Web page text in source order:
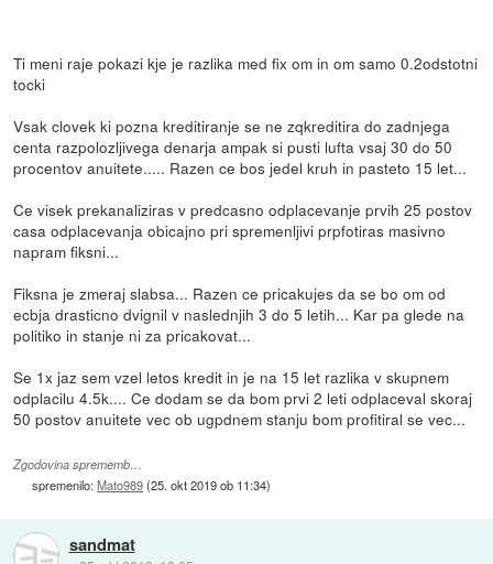
Ti meni raje pokazi kje je razlika med fix om in om samo 0.2odstotni
tocki
Vsak clovek ki pozna kreditiranje se ne zqkreditira do zadnjega
centa razpolozljivega denarja ampak si pusti lufta vsaj 30 do 50
procentov anuitete..... Razen ce bos jedel kruh in pasteto 15 let...
Ce visek prekanaliziras v predcasno odplacevanje prvih 25 postov
casa odplacevanja obicajno pri spremenljivi prpfotiras masivno
napram fiksni...
Fiksna je zmeraj slabsa... Razen ce pricakujes da se bo om od
ecbja drasticno dvignil v naslednjih 3 do 5 letih... Kar pa glede na
politiko in stanje ni za pricakovat...
Se 1x jaz sem vzel letos kredit in je na 15 let razlika v skupnem
odplacilu 4.5k.... Ce dodam se da bom prvi 2 leti odplaceval skoraj
50 postov anuitete vec ob ugpdnem stanju bom profitiral se vec...
Zgodovina sprememb…
spremenilo:Mato989(25. okt 2019 ob 11:34)
sandmat